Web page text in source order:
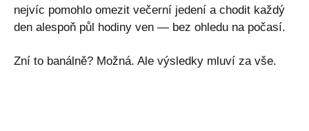
nejvíc pomohlo omezit večerní jedení a chodit každý
den alespoň půl hodiny ven — bez ohledu na počasí.
Zní to banálně? Možná. Ale výsledky mluví za vše.